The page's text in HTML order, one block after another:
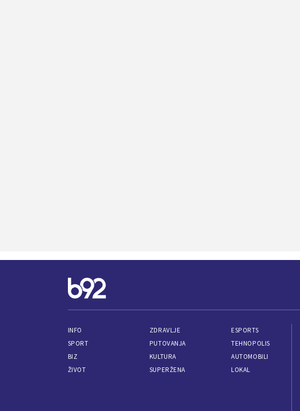
INFO
SPORT
BIZ
ŽIVOT
ZDRAVLJE
PUTOVANJA
KULTURA
SUPERŽENA
ESPORTS
TEHNOPOLIS
AUTOMOBILI
LOKAL